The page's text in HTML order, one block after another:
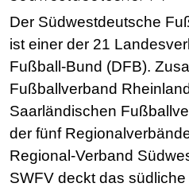
Der Südwestdeutsche
ist einer der 21
Fußball-Bund (DFB).
Fußballverband
Saarländischen
der fünf
Regional-Verband
SWFV deckt das